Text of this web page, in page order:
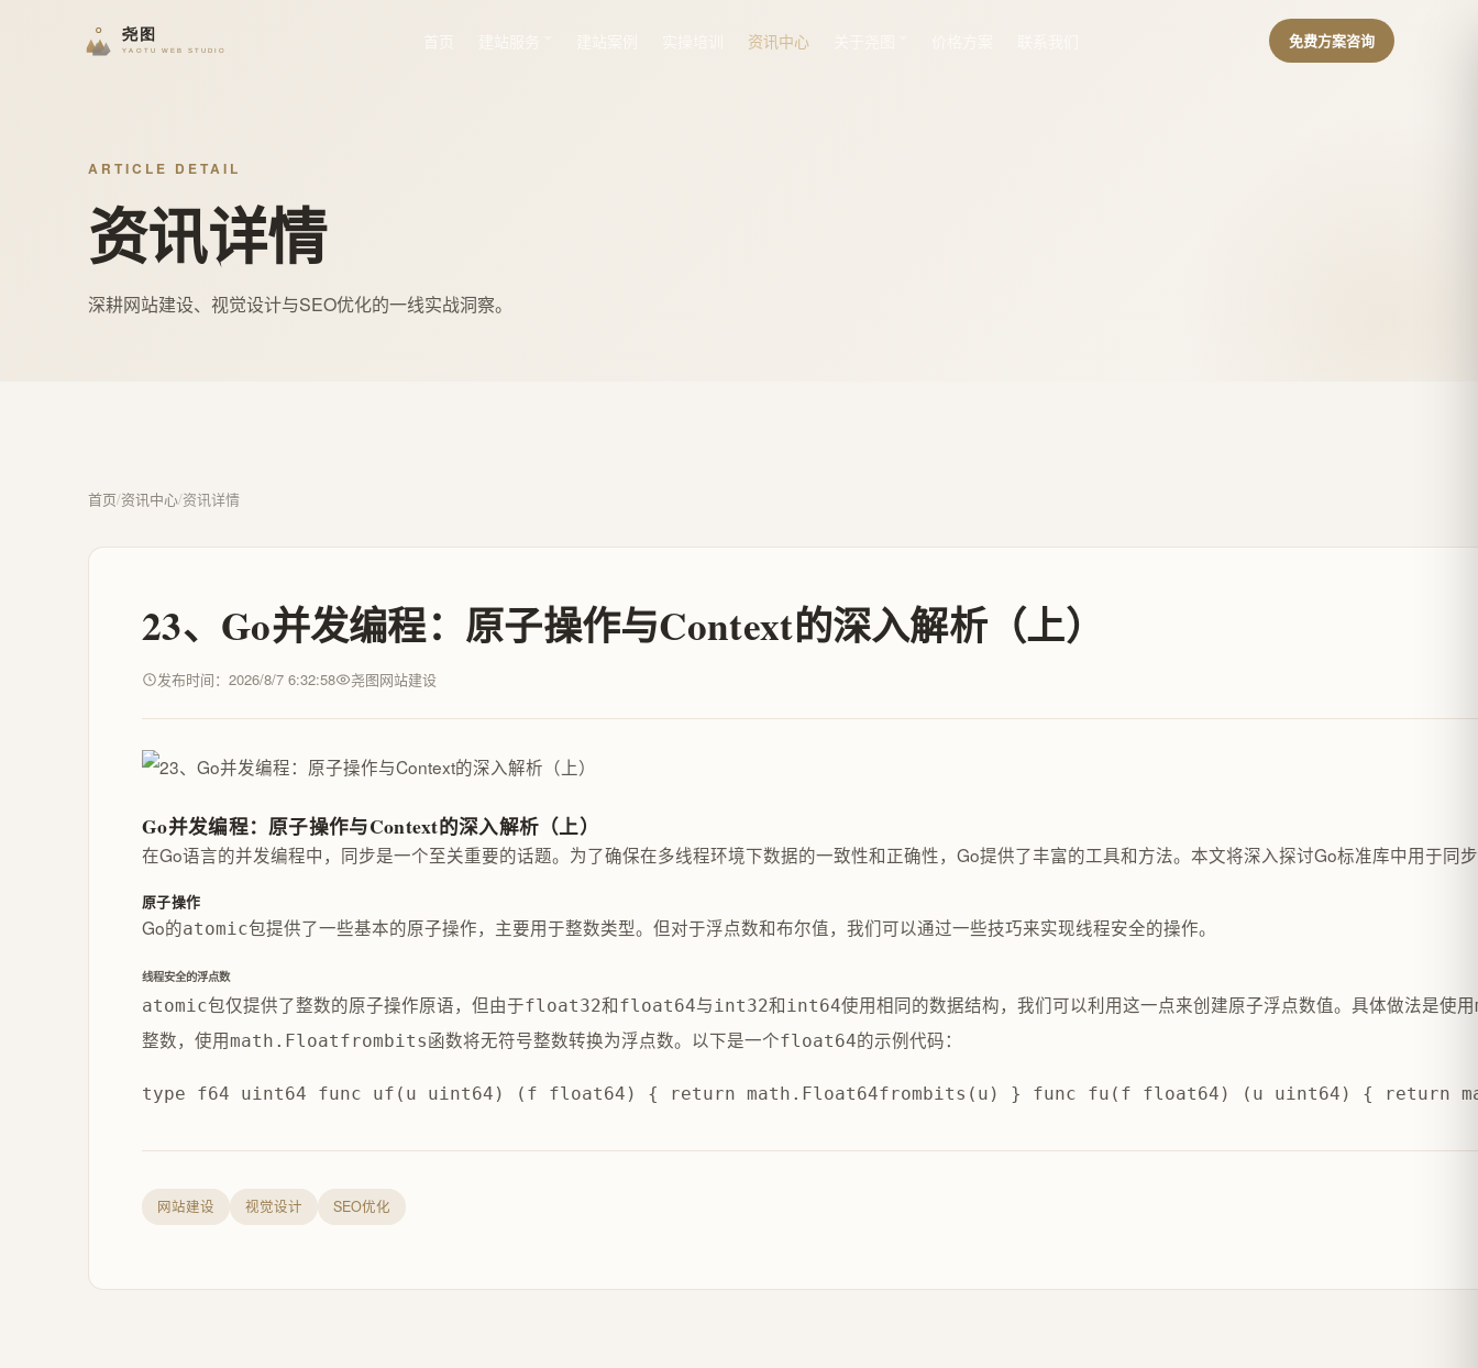
资讯中心 免费方案咨询
ARTICLE DETAIL
资讯详情
深耕网站建设、视觉设计与SEO优化的一线实战洞察。
首页/资讯中心/资讯详情
23、Go并发编程：原子操作与Context的深入解析（上）
发布时间：2026/8/7 6:32:58 尧图网站建设
Go并发编程：原子操作与Context的深入解析（上）
在Go语言的并发编程中，同步是一个至关重要的话题。为了确保在多线程环境下数据的一致性和正确性，Go提供了丰富的工具和方法。本文将深入探讨Go标准库中用于同
原子操作
Go的atomic包提供了一些基本的原子操作，主要用于整数类型。但对于浮点数和布尔值，我们可以通过一些技巧来实现线程安全的操作。
线程安全的浮点数
atomic包仅提供了整数的原子操作原语，但由于float32和float64与int32和int64使用相同的数据结构，我们可以利用这一点来创建原子浮点数值。具体做法是使用
整数，使用math.Floatfrombits函数将无符号整数转换为浮点数。以下是一个float64的示例代码：
type f64 uint64 func uf(u uint64) (f float64) { return math.Float64frombits(u) } func fu(f float64) (u uint64) { return
网站建设 视觉设计 SEO优化